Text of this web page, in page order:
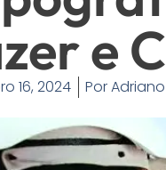
e
16, 2024 Por